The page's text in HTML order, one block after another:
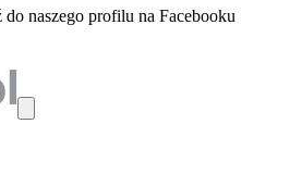
się w nowej karcie
do naszego profilu na Facebooku